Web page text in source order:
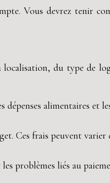
Vous devrez tenir
du type de
alimentaires et
Ces frais peuvent varier
problèmes liés au